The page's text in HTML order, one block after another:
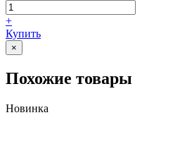
+
Купить
×
Похожие товары
Новинка